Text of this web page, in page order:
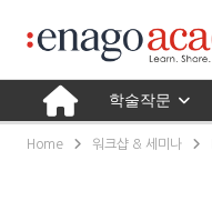
학술작문
Home 워크샵 & 세미나